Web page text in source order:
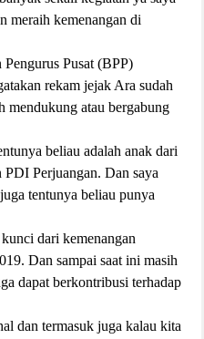
meraih kemenangan di
Pusat (BPP)
rekam jejak Ara sudah
mendukung atau bergabung
beliau adalah anak dari
Perjuangan. Dan saya
tentunya beliau punya
dari kemenangan
Dan sampai saat ini masih
dapat berkontribusi terhadap
dan termasuk juga kalau kita